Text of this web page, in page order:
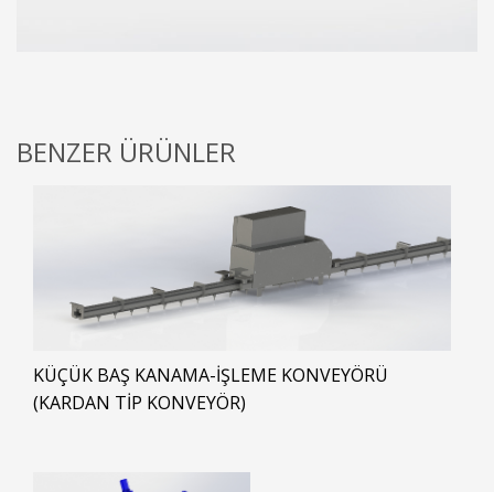
BENZER ÜRÜNLER
KÜÇÜK BAŞ KANAMA-İŞLEME KONVEYÖRÜ
(KARDAN TİP KONVEYÖR)